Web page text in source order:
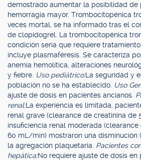
demostrado aumentar la posibilidad de
hemorragia mayor. Trombocitopénica
veces mortal, se ha informado tras el
de clopidogrel. La trombocitopénica
condición seria que requiere
incluye plasmaféresis. Se caracteriza
anemia hemolítica, alteraciones
y fiebre. Uso pediátrico:La seguridad y
población no se ha establecido. Uso
ajuste de dosis en pacientes ancianos.
renal:La experiencia es limitada,
renal grave (clearance de creatinina de
insuficiencia renal moderada
60 mL/min) mostraron una disminución
la agregación plaquetaria. Pacientes
hepática:No requiere ajuste de dosis en